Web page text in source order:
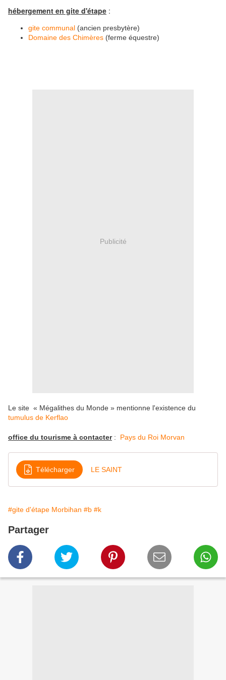
hébergement en gite d'étape :
gite communal (ancien presbytère)
Domaine des Chimères (ferme équestre)
Publicité
Le site « Mégalithes du Monde » mentionne l'existence du
tumulus de Kerflao
office du tourisme à contacter: Pays du Roi Morvan
Télécharger LE SAINT
#gite d'étape Morbihan #b #k
Partager